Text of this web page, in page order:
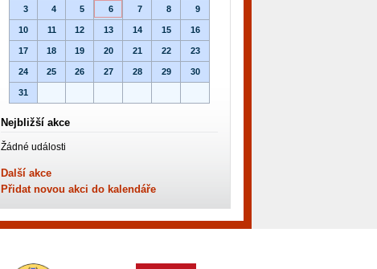
3 4 5 6 7 8 9
10 11 12 13 14 15 16
17 18 19 20 21 22 23
24 25 26 27 28 29 30
31
Nejbližší akce
Žádné události
Další akce
Přidat novou akci do kalendáře